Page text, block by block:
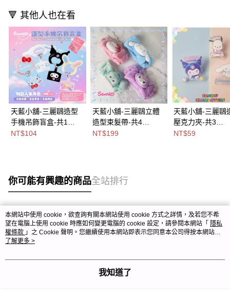
🔻 其他人也在看
天藍小舖-三麗鷗造型
手機吊飾盲盒-共1
色-$104【A11115996
NT$104
天藍小舖-三麗鷗立體
造型束髮帶-共4
色-$199【A11115585
NT$199
天藍小舖-三麗鷗
壓克力夾-共3
色-$59【
NT$59
你可能有興趣的商品全站排行
熱門標籤
本網站中使用 cookie，欲查詢有關本網站使用 cookie 方式之詳情，及若您不希
望在電腦上使用 cookie 時應如何變更電腦的 cookie 設定，請參閱本網站「 隱私
權條款 」之 Cookie 聲明。您繼續使用本網站即表示您同意本公司得按本網站使
用條款之 Cookie 聲明使用 cookie。
了解更多 >
我知道了